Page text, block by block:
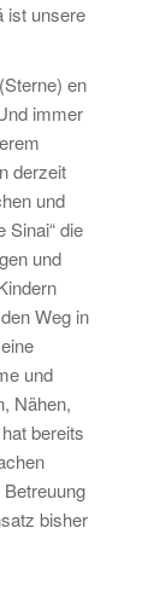
ist unsere
en
immer
derzeit
und
Sinai“ die
und
Weg in
und
Nähen,
bereits
bisher